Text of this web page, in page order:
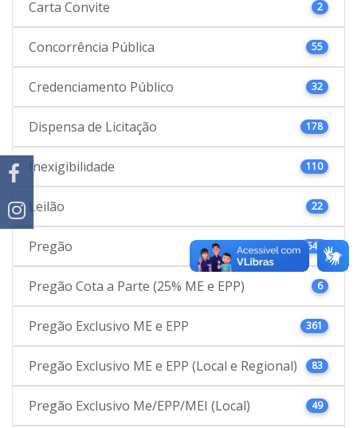
Carta Convite 2
Concorrência Pública 55
Credenciamento Público 32
Dispensa de Licitação 178
Inexigibilidade 110
Leilão 22
Pregão 646
Pregão Cota a Parte (25% ME e EPP) 6
Pregão Exclusivo ME e EPP 361
Pregão Exclusivo ME e EPP (Local e Regional) 83
Pregão Exclusivo Me/EPP/MEI (Local) 49